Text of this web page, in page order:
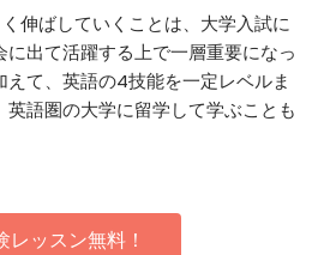
伸ばしていくことは、大学入試に
出て活躍する上で一層重要になっ
て、英語の4技能を一定レベルま
語圏の大学に留学して学ぶことも
レッスン無料！